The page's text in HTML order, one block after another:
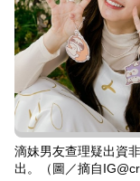
滴妹男友查理疑出資
出。（圖／摘自